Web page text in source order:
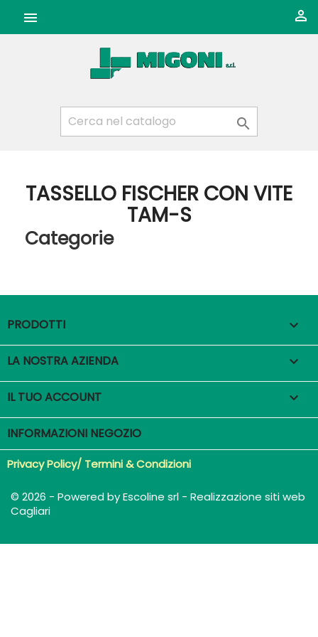
 

TASSELLO FISCHER CON VITE
TAM-S
Categorie
PRODOTTI 
LA NOSTRA AZIENDA 
IL TUO ACCOUNT 
INFORMAZIONI NEGOZIO
Privacy Policy/ Termini & Condizioni
© 2026 - Powered by Escoline srl - Realizzazione siti web
Cagliari